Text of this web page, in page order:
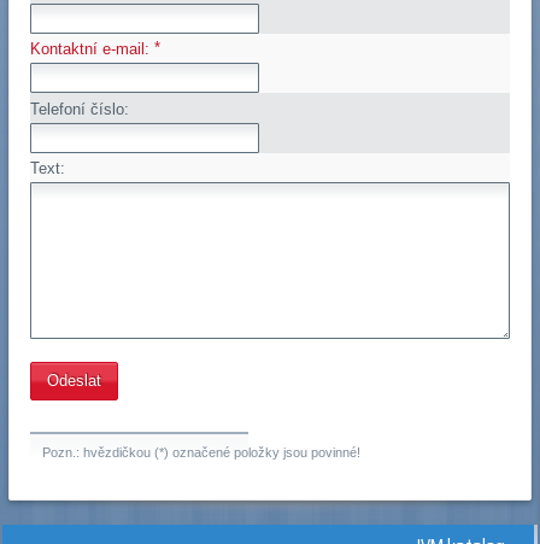
Kontaktní e-mail: *
Telefoní číslo:
Text:
Pozn.: hvězdičkou (*) označené položky jsou povinné!